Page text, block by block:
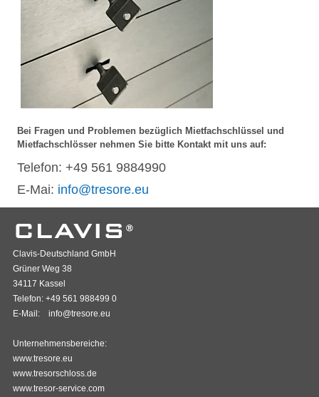
Bei Fragen und Problemen bezüglich Mietfachschlüssel und
Mietfachschlösser nehmen Sie bitte Kontakt mit uns auf:
Telefon: +49 561 9884990
E-Mai: info@tresore.eu
Clavis-Deutschland GmbH
Grüner Weg 38
34117 Kassel
Telefon: +49 561 988499 0
E-Mail: info@tresore.eu
Unternehmensbereiche:
www.tresore.eu
www.tresorschloss.de
www.tresor-service.com